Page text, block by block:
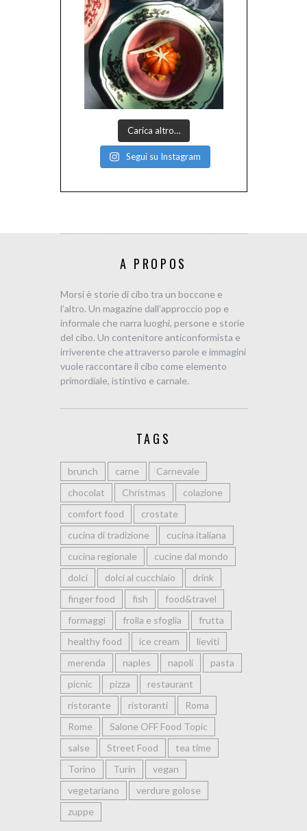
Carica altro…
Segui su Instagram
A PROPOS
Morsi è storie di cibo tra un boccone e
l’altro. Un magazine dall’approccio pop e
informale che narra luoghi, persone e storie
del cibo. Un contenitore anticonformista e
irriverente che attraverso parole e immagini
vuole raccontare il cibo come elemento
primordiale, istintivo e carnale.
TAGS
brunch carne
Carnevale
chocolat
Christmas
colazione
comfort food
crostate
cucina di tradizione
cucina italiana
cucina regionale
cucine dal mondo
dolci
dolci al cucchiaio
drink
finger food
fish
food&travel
formaggi
frolla e sfoglia
frutta
healthy food
ice cream
lieviti
merenda
naples napoli
pasta
picnic
pizza
restaurant
ristorante
ristoranti
Roma
Rome
Salone OFF Food Topic
salse
Street Food
tea time
Torino
Turin
vegan
vegetariano
verdure golose
zuppe